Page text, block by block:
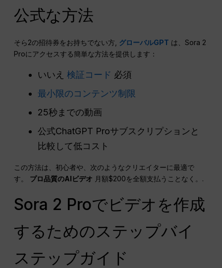
公式な方法
そら2の招待券をお持ちでない方, グローバルGPT は、Sora 2
Proにアクセスする簡単な方法を提供します：
いいえ検証コード 必須
最小限のコンテンツ制限
25秒までの動画
公式ChatGPT Proサブスクリプションと
比較して低コスト
この方法は、初心者や、次のようなクリエイターに最適で
す。 プロ品質のAIビデオ 月額$200を全額支払うことなく。.
Sora 2 Proでビデオを作成
するためのステップバイ
ステップガイド